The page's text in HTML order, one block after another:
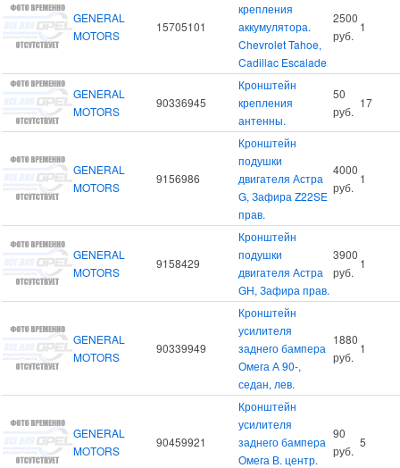
GENERAL
MOTORS
15705101
крепления
аккумулятора.
Chevrolet Tahoe,
Cadillac Escalade
2500
руб.
1
GENERAL
MOTORS
90336945
Кронштейн
крепления
антенны.
50
руб.
17
GENERAL
MOTORS
9156986
Кронштейн
подушки
двигателя Астра
G, Зафира Z22SE
прав.
4000
руб.
1
GENERAL
MOTORS
9158429
Кронштейн
подушки
двигателя Астра
GH, Зафира прав.
3900
руб.
1
GENERAL
MOTORS
90339949
Кронштейн
усилителя
заднего бампера
Омега А 90-,
седан, лев.
1880
руб.
1
GENERAL
MOTORS
90459921
Кронштейн
усилителя
заднего бампера
Омега В. центр.
90
руб.
5